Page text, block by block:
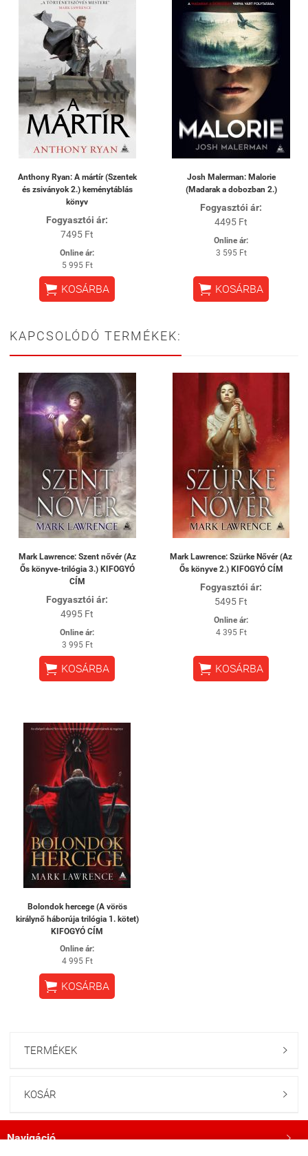
Anthony Ryan: A mártír (Szentek
és zsiványok 2.) keménytáblás
könyv
Fogyasztói ár:
7495 Ft
Online ár:
5 995 Ft
 KOSÁRBA
Josh Malerman: Malorie
(Madarak a dobozban 2.)
Fogyasztói ár:
4495 Ft
Online ár:
3 595 Ft
 KOSÁRBA
KAPCSOLÓDÓ TERMÉKEK:
Mark Lawrence: Szent nővér (Az
Ős könyve-trilógia 3.) KIFOGYÓ
CÍM
Fogyasztói ár:
4995 Ft
Online ár:
3 995 Ft
 KOSÁRBA
Mark Lawrence: Szürke Nővér (Az
Ős könyve 2.) KIFOGYÓ CÍM
Fogyasztói ár:
5495 Ft
Online ár:
4 395 Ft
 KOSÁRBA
Bolondok hercege (A vörös
királynő háborúja trilógia 1. kötet)
KIFOGYÓ CÍM
Online ár:
4 995 Ft
 KOSÁRBA
TERMÉKEK 
KOSÁR 
Navigáció 